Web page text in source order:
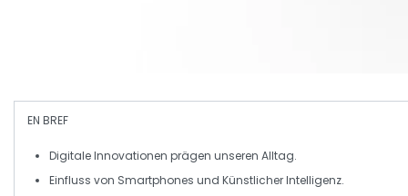
EN BREF
Digitale Innovationen prägen unseren Alltag.
Einfluss von Smartphones und Künstlicher Intelligenz.